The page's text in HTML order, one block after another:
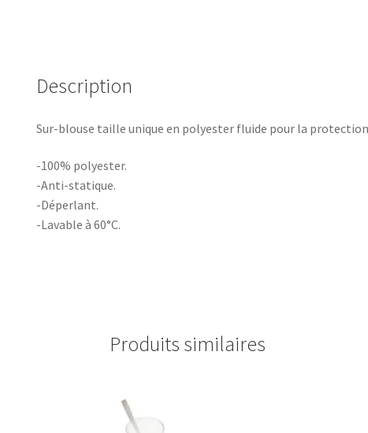
Description
Sur-blouse taille unique en polyester fluide pour la
-100% polyester.
-Anti-statique.
-Déperlant.
-Lavable à 60°C.
Produits similaires